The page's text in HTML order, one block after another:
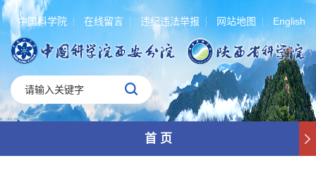
中国科学院 在线留言 违纪违法举报 网站地图 English
首 页